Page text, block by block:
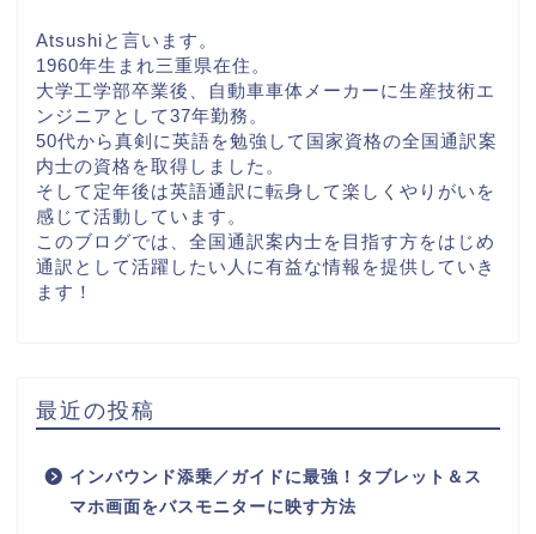
Atsushiと言います。
1960年生まれ三重県在住。
大学工学部卒業後、自動車車体メーカーに生産技術エ
ンジニアとして37年勤務。
50代から真剣に英語を勉強して国家資格の全国通訳案
内士の資格を取得しました。
そして定年後は英語通訳に転身して楽しくやりがいを
感じて活動しています。
このブログでは、全国通訳案内士を目指す方をはじめ
通訳として活躍したい⼈に有益な情報を提供していき
ます！
最近の投稿
インバウンド添乗／ガイドに最強！タブレット＆ス
マホ画面をバスモニターに映す方法